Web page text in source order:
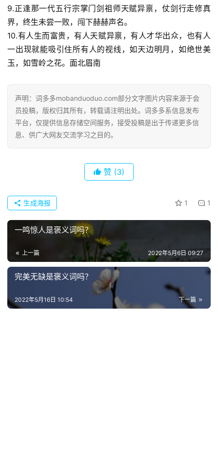
9.正逢那一代五行宗掌门剑祖师天赋异禀，仗剑行走修真
界，终生未尝一败，闯下赫赫声名。
10.有人生而富贵，有人天赋异禀，有人才华出众，也有人
一出现就能吸引住所有人的视线，如天边明月，如绝世美
玉，如雪岭之花。面北眉南
声明：词多多mobanduoduo.com部分文字图片内容来源于会
员投稿，版权归其所有，转载请注明出处。词多多系信息发布
平台，仅提供信息存储空间服务，接受投稿是出于传递更多信
息、供广大网友交流学习之目的。
赞 (3)
1 1
生成海报
一鸣惊人是褒义词吗？
上一篇 2022年5月6日 09:27
完美无缺是褒义词吗？
下一篇
2022年5月16日 10:54